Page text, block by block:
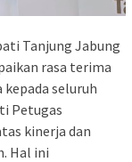
Tanjung Jabung
rasa terima
seluruh
Petugas
kinerja dan
Hal ini